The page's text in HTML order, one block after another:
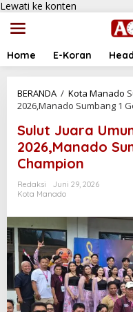
Lewati ke konten
Home E-Koran
BERANDA / Kota Manado
2026,Manado Sumbang 1
Sulut Juara
2026,Manado
Champion
Redaksi
Juni 29, 2026
Kota Manado